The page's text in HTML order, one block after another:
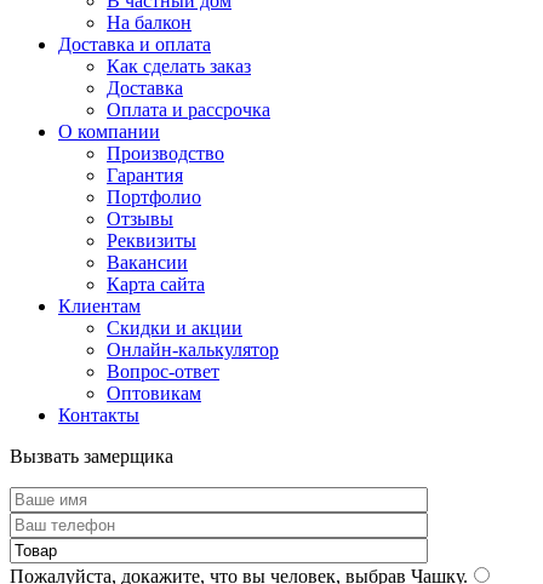
На балкон
Доставка и оплата
Как сделать заказ
Доставка
Оплата и рассрочка
О компании
Производство
Гарантия
Портфолио
Отзывы
Реквизиты
Вакансии
Карта сайта
Клиентам
Скидки и акции
Онлайн-калькулятор
Вопрос-ответ
Оптовикам
Контакты
Вызвать замерщика
Пожалуйста, докажите, что вы человек, выбрав Чашку.